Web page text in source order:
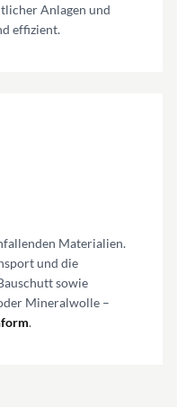
Anlagen und
effizient.
Materialien.
und die
sowie
Mineralwolle –
.